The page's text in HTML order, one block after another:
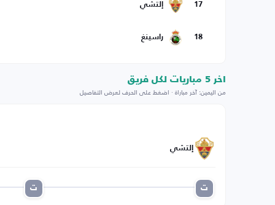
17 إلتشي
18 راسينغ
اخر 5 مباريات لكل فريق
من اليمين: آخر مباراة · اضغط على الحرف لعرض التفاصيل
إلتشي
ت ت